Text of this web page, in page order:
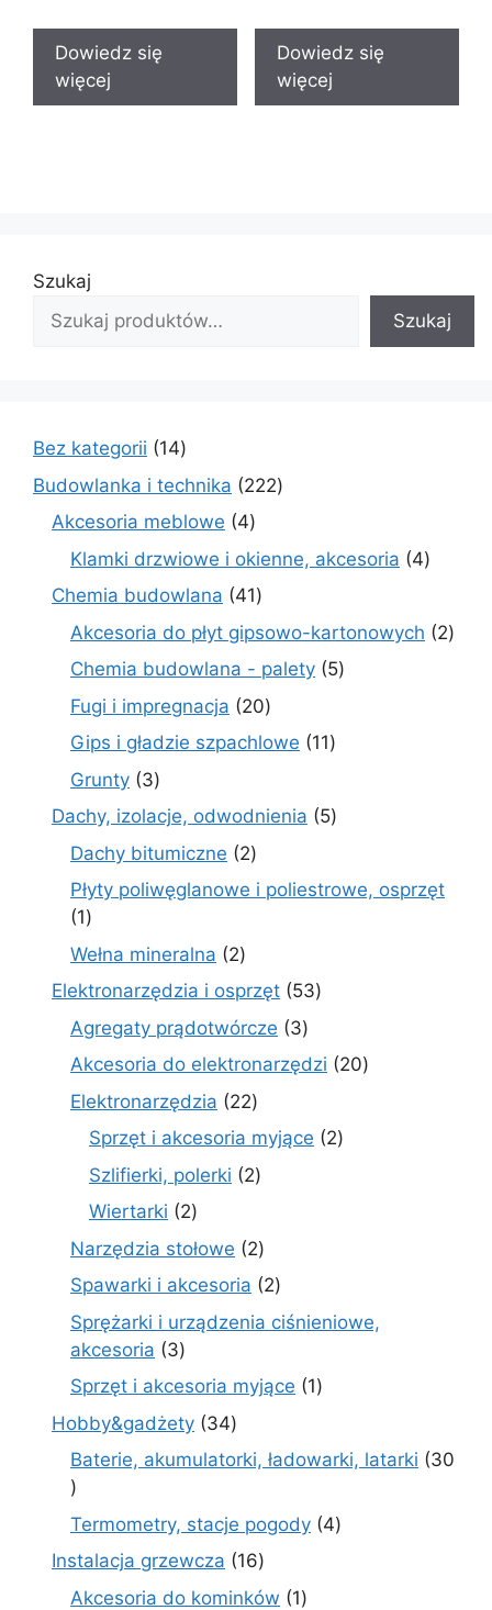
Dowiedz się
więcej
Dowiedz się
więcej
Szukaj
Szukaj
Bez kategorii 1414
produktów
Budowlanka i technika 222222
Akcesoria meblowe 44
produkty
Klamki drzwiowe i okienne, akcesoria 44
Chemia budowlana 4141
produktów
Akcesoria do płyt gipsowo-kartonowych 22
Chemia budowlana - palety 55
Fugi i impregnacja 2020
produktów
Gips i gładzie szpachlowe 1111
Grunty 33
produkty
Dachy, izolacje, odwodnienia 55
Dachy bitumiczne 22
produkty
Płyty poliwęglanowe i poliestrowe, osprzęt
11
produkt
Wełna mineralna 22
produkty
Elektronarzędzia i osprzęt 5353
Agregaty prądotwórcze 33
produkty
Akcesoria do elektronarzędzi 2020
Elektronarzędzia 2222
produkty
Sprzęt i akcesoria myjące 22
Szlifierki, polerki 22
Wiertarki 22
produkty
Narzędzia stołowe 22
produkty
Spawarki i akcesoria 22
produkty
Sprężarki i urządzenia ciśnieniowe,
akcesoria
33
produkty
Sprzęt i akcesoria myjące 11
Hobby&gadżety 3434
produkty
Baterie, akumulatorki, ładowarki, latarki
30
30
produktów
Termometry, stacje pogody 44
Instalacja grzewcza 1616
produktów
Akcesoria do kominków 11